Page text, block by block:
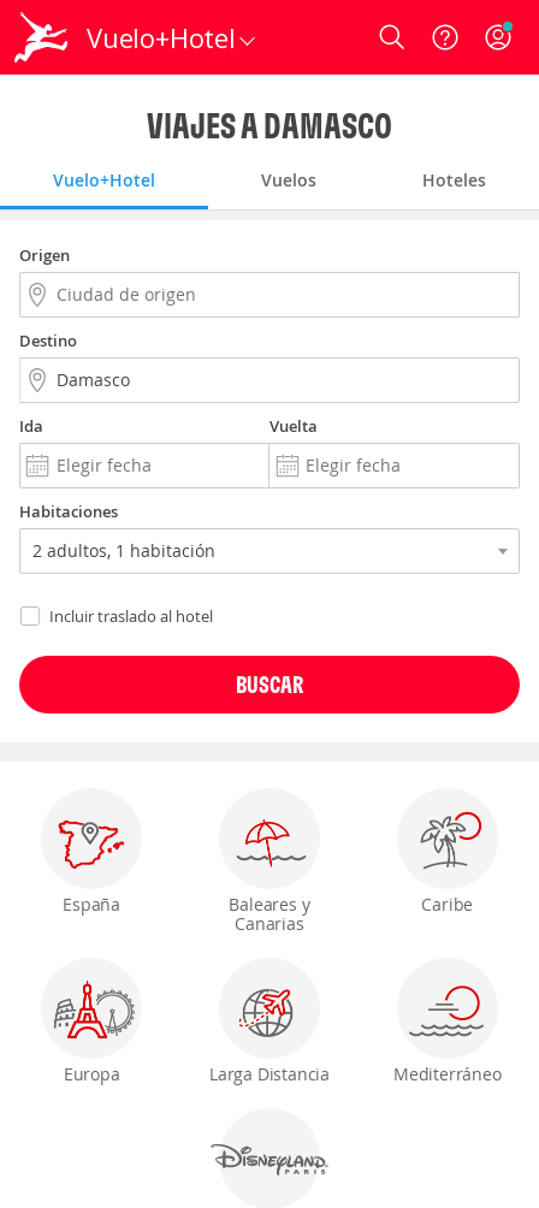
Vuelo+Hotel Login
VIAJES A DAMASCO
Vuelo+Hotel Vuelos Hoteles
Origen
Destino
Ida Vuelta
Habitaciones
Incluir traslado al hotel
España
Baleares y
Canarias
Caribe
Europa Larga Distancia Mediterráneo